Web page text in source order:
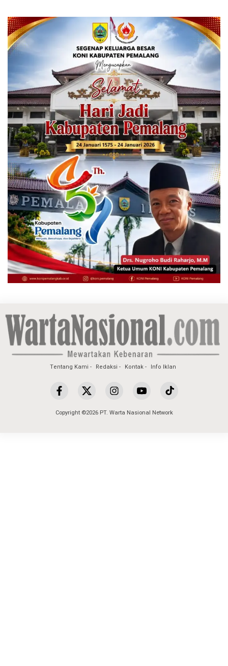
Tentang Kami Redaksi Kontak Info Iklan
Copyright ©2026 PT. Warta Nasional Network